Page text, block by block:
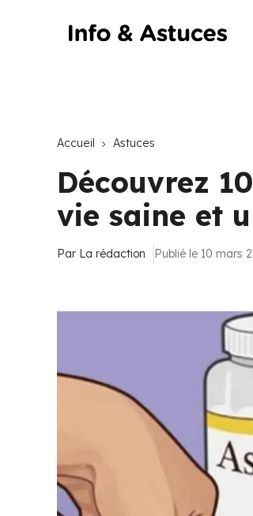
Accueil Astuces
Découvrez
vie saine et
Par La rédaction Publié le 10 mars